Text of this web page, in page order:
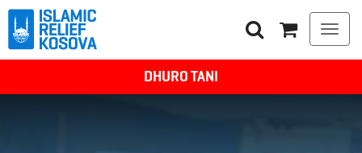
DHURO TANI